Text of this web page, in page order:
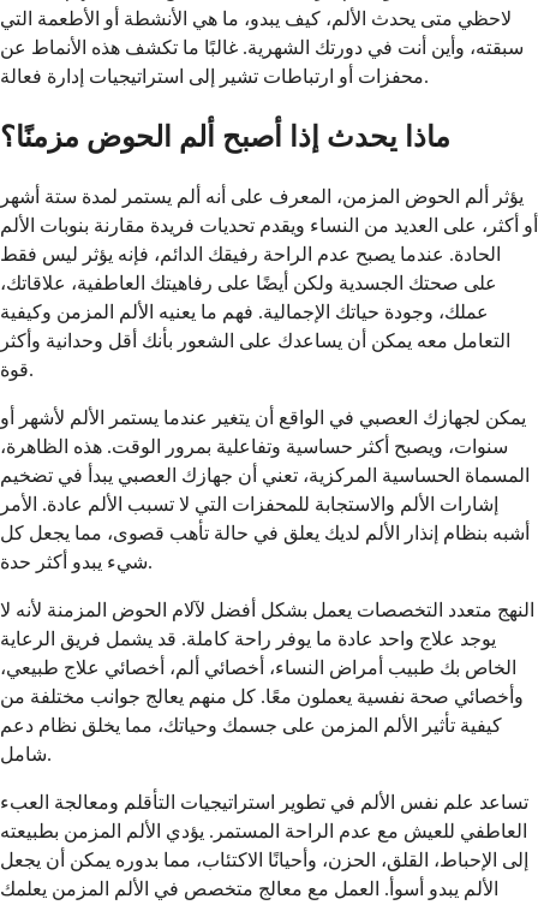
لاحظي متى يحدث الألم، كيف يبدو، ما هي الأنشطة أو الأطعمة التي
سبقته، وأين أنت في دورتك الشهرية. غالبًا ما تكشف هذه الأنماط عن
محفزات أو ارتباطات تشير إلى استراتيجيات إدارة فعالة.
ماذا يحدث إذا أصبح ألم الحوض مزمنًا؟
يؤثر ألم الحوض المزمن، المعرف على أنه ألم يستمر لمدة ستة أشهر
أو أكثر، على العديد من النساء ويقدم تحديات فريدة مقارنة بنوبات الألم
الحادة. عندما يصبح عدم الراحة رفيقك الدائم، فإنه يؤثر ليس فقط
على صحتك الجسدية ولكن أيضًا على رفاهيتك العاطفية، علاقاتك،
عملك، وجودة حياتك الإجمالية. فهم ما يعنيه الألم المزمن وكيفية
التعامل معه يمكن أن يساعدك على الشعور بأنك أقل وحدانية وأكثر
قوة.
يمكن لجهازك العصبي في الواقع أن يتغير عندما يستمر الألم لأشهر أو
سنوات، ويصبح أكثر حساسية وتفاعلية بمرور الوقت. هذه الظاهرة،
المسماة الحساسية المركزية، تعني أن جهازك العصبي يبدأ في تضخيم
إشارات الألم والاستجابة للمحفزات التي لا تسبب الألم عادة. الأمر
أشبه بنظام إنذار الألم لديك يعلق في حالة تأهب قصوى، مما يجعل كل
شيء يبدو أكثر حدة.
النهج متعدد التخصصات يعمل بشكل أفضل لآلام الحوض المزمنة لأنه لا
يوجد علاج واحد عادة ما يوفر راحة كاملة. قد يشمل فريق الرعاية
الخاص بك طبيب أمراض النساء، أخصائي ألم، أخصائي علاج طبيعي،
وأخصائي صحة نفسية يعملون معًا. كل منهم يعالج جوانب مختلفة من
كيفية تأثير الألم المزمن على جسمك وحياتك، مما يخلق نظام دعم
شامل.
تساعد علم نفس الألم في تطوير استراتيجيات التأقلم ومعالجة العبء
العاطفي للعيش مع عدم الراحة المستمر. يؤدي الألم المزمن بطبيعته
إلى الإحباط، القلق، الحزن، وأحيانًا الاكتئاب، مما بدوره يمكن أن يجعل
الألم يبدو أسوأ. العمل مع معالج متخصص في الألم المزمن يعلمك